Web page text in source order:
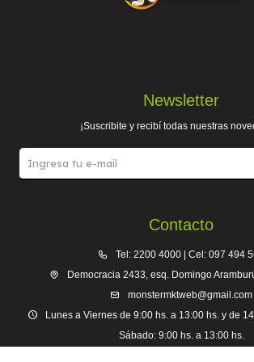
Contacto
Tel: 2200 4000 | Cel: 097 494
Democracia 2433, esq. Domingo
monstermktweb@gmail.com
Lunes a Viernes de 9:00 hs. a 13:00 hs. y de
Sábado: 9:00 hs. a 13:00 hs.
Newsletter
¡Suscribite y recibí todas nuestras